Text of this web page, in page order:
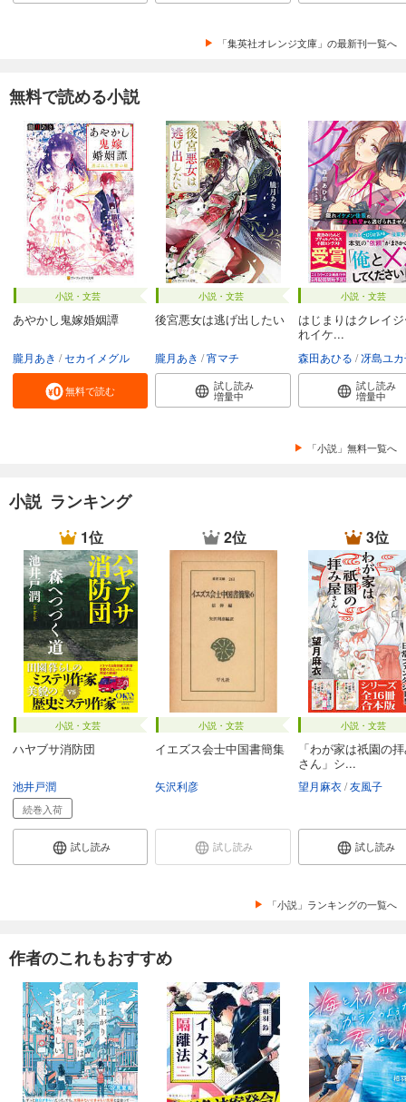
「集英社オレンジ文庫」の最新刊一覧へ
無料で読める小説
小説・文芸
あやかし鬼嫁婚姻譚
朧月あき セカイメグル
無料で読む
小説・文芸
後宮悪女は逃げ出したい
朧月あき 宵マチ
試し読み
増量中
小説・文芸
はじまりはクレイ
れイケ...
森田あひる 冴島ユ
試し読み
増量中
「小説」無料一覧へ
小説 ランキング
1位
小説・文芸
ハヤブサ消防団
池井戸潤
続巻入荷
試し読み
2位
小説・文芸
イエズス会士中国書簡集
矢沢利彦
試し読み
3位
小説・文芸
「わが家は祇園の
さん」シ...
望月麻衣 友風子
試し読み
「小説」ランキングの一覧へ
作者のこれもおすすめ